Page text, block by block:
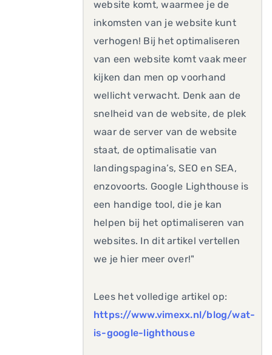
website komt, waarmee je de
inkomsten van je website kunt
verhogen! Bij het optimaliseren
van een website komt vaak meer
kijken dan men op voorhand
wellicht verwacht. Denk aan de
snelheid van de website, de plek
waar de server van de website
staat, de optimalisatie van
landingspagina’s, SEO en SEA,
enzovoorts. Google Lighthouse is
een handige tool, die je kan
helpen bij het optimaliseren van
websites. In dit artikel vertellen
we je hier meer over!"
Lees het volledige artikel op:
https://www.vimexx.nl/blog/wat-
is-google-lighthouse